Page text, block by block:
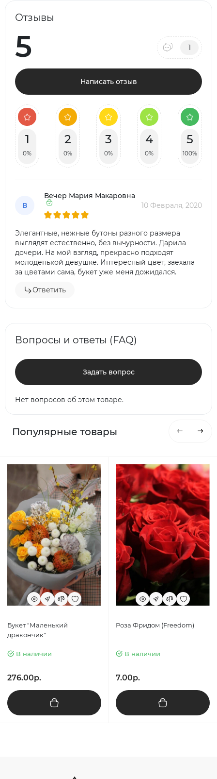
Отзывы
5 1
Написать отзыв
1
0%
2
0%
3
0%
4
0%
5
100%
В
Вечер Мария Макаровна
10 Февраля, 2020
Элегантные, нежные бутоны разного размера
выглядят естественно, без вычурности. Дарила
дочери. На мой взгляд, прекрасно подходят
молоденькой девушке. Интересный цвет, заехала
за цветами сама, букет уже меня дожидался.
Ответить
Вопросы и ответы (FAQ)
Задать вопрос
Нет вопросов об этом товаре.
Популярные товары
Букет "Маленький
дракончик"
В наличии
276.00р.
Роза Фридом (Freedom)
В наличии
7.00р.